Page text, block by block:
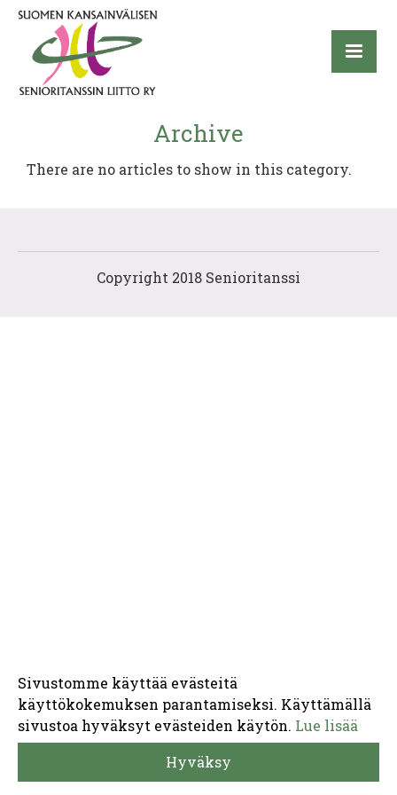
Archive
There are no articles to show in this category.
Copyright 2018 Senioritanssi
Sivustomme käyttää evästeitä
käyttökokemuksen parantamiseksi. Käyttämällä
sivustoa hyväksyt evästeiden käytön. Lue lisää
Hyväksy